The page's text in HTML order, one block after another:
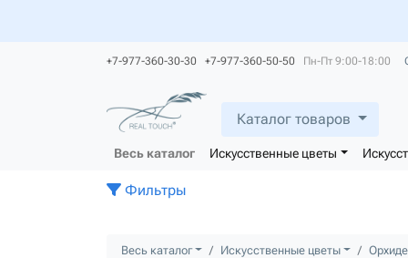
+7-977-360-30-30 +7-977-360-50-50 Пн-Пт 9:00-18:00
Каталог товаров
Весь каталог Искусственные цветы
Фильтры
Весь каталог Искусственные цветы